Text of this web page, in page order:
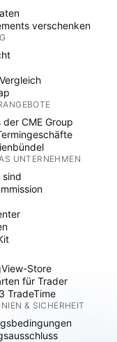
verschenken
der CME Group
UNTERNEHMEN
sind
Store
für Trader
TradeTime
& SICHERHEIT